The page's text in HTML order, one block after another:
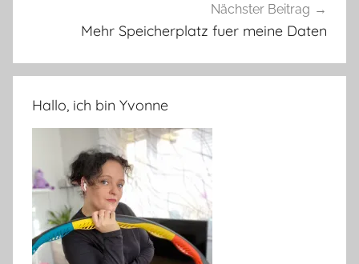
Nächster Beitrag
Mehr Speicherplatz fuer meine Daten
Hallo, ich bin Yvonne